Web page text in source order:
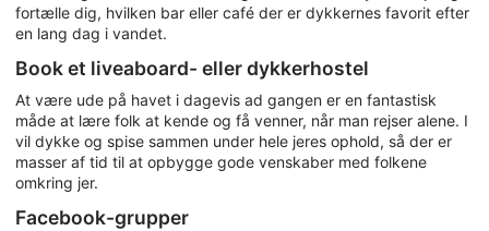
fortælle dig, hvilken bar eller café der er dykkernes favorit efter
en lang dag i vandet.
Book et liveaboard- eller dykkerhostel
At være ude på havet i dagevis ad gangen er en fantastisk
måde at lære folk at kende og få venner, når man rejser alene. I
vil dykke og spise sammen under hele jeres ophold, så der er
masser af tid til at opbygge gode venskaber med folkene
omkring jer.
Facebook-grupper